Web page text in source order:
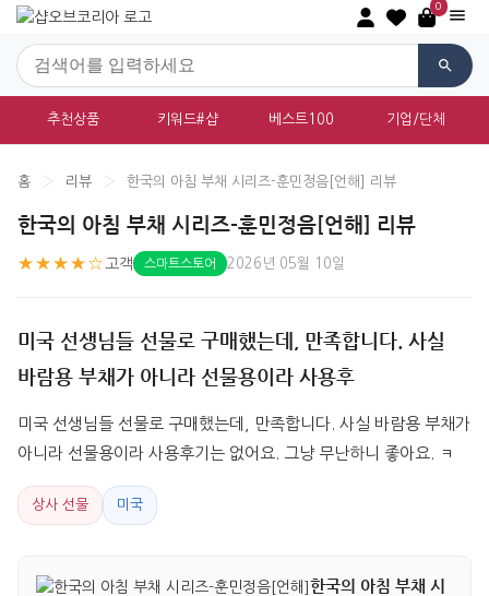
0
추천상품 키워드#샵 베스트100 기업/단체
홈 › 리뷰 › 한국의 아침 부채 시리즈-훈민정음[언해] 리뷰
한국의 아침 부채 시리즈-훈민정음[언해] 리뷰
★★★★☆ 고객 스마트스토어 2026년 05월 10일
미국 선생님들 선물로 구매했는데, 만족합니다. 사실
바람용 부채가 아니라 선물용이라 사용후
미국 선생님들 선물로 구매했는데, 만족합니다. 사실 바람용 부채가
아니라 선물용이라 사용후기는 없어요. 그냥 무난하니 좋아요. ㅋ
상사 선물 미국
한국의 아침 부채 시